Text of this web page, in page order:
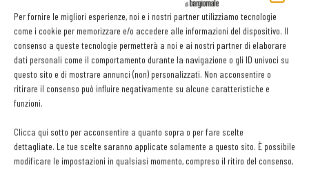
Per fornire le migliori esperienze, noi e i nostri partner utilizziamo tecnologie
come i cookie per memorizzare e/o accedere alle informazioni del dispositivo. Il
consenso a queste tecnologie permetterà a noi e ai nostri partner di elaborare
dati personali come il comportamento durante la navigazione o gli ID univoci su
questo sito e di mostrare annunci (non) personalizzati. Non acconsentire o
ritirare il consenso può influire negativamente su alcune caratteristiche e
funzioni.
Clicca qui sotto per acconsentire a quanto sopra o per fare scelte
dettagliate. Le tue scelte saranno applicate solamente a questo sito. È possibile
modificare le impostazioni in qualsiasi momento, compreso il ritiro del consenso,
«Oggi il food delivery è un servizio essenziale per i ristoratori -
afferma Daniele Contini, Country Manager Italia di Just Eat -,
perché permette loro di ampliare il proprio business e raggiungere
nuovi target; può portare a un incremento di circa il 25% del
proprio fatturato, a patto di allineare l’offerta alle nuove tendenze e
Noi affianchiamo i ristoratori nell’individuare i piatti più ordinati o